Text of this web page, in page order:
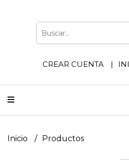
CREAR CUENTA
Inicio Productos